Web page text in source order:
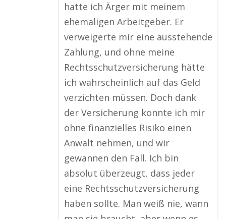
hatte ich Ärger mit meinem
ehemaligen Arbeitgeber. Er
verweigerte mir eine ausstehende
Zahlung, und ohne meine
Rechtsschutzversicherung hätte
ich wahrscheinlich auf das Geld
verzichten müssen. Doch dank
der Versicherung konnte ich mir
ohne finanzielles Risiko einen
Anwalt nehmen, und wir
gewannen den Fall. Ich bin
absolut überzeugt, dass jeder
eine Rechtsschutzversicherung
haben sollte. Man weiß nie, wann